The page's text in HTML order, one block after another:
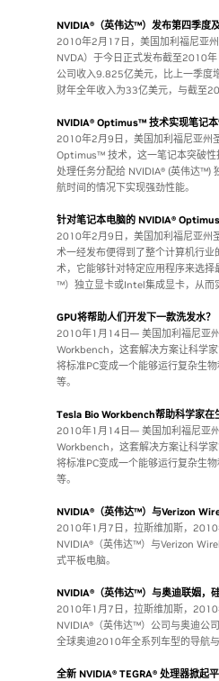
NVIDIA®（英伟达™）发布第四季度
2010年2月17日，美国加利福尼亚
NVDA）于今日正式发布截至2010
公司收入9.825亿美元，比上一季度
财年全年收入为33亿美元，与截至
NVIDIA® Optimus™ 技术实现笔记
2010年2月9日，美国加利福尼亚州
Optimus™ 技术，这一笔记本突破性
处理任务分配给 NVIDIA® (英伟达™)
航时间的情况下实现强劲性能。
针对笔记本电脑的 NVIDIA®
2010年2月9日，美国加利福尼亚州
术一经发布便得到了整个计算机行
术，它能够针对特定应用程序来选
™）独立显卡或Intel集成显卡，从而
GPU将帮助人们开发下一款洗发水？
2010年1月14日— 美国加利福尼亚
Workbench，这套解决方案让科学
将标准PC变成一个能够运行复杂生
等。
Tesla Bio Workbench帮助科学家在
2010年1月14日— 美国加利福尼亚
Workbench，这套解决方案让科学
将标准PC变成一个能够运行复杂生
等。
NVIDIA®（英伟达™）与Verizon
2010年1月7日，拉斯维加斯，
NVIDIA®（英伟达™）与Verizon
式平板电脑。
NVIDIA®（英伟达™）与奥迪联姻，
2010年1月7日，拉斯维加斯，
NVIDIA®（英伟达™）公司与奥迪公
全球奥迪2010年全系列车型的导航
全新 NVIDIA® TEGRA® 处理器掀起